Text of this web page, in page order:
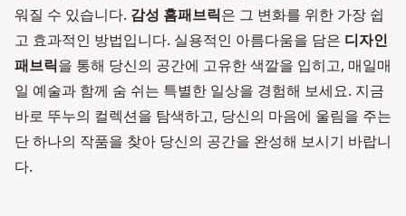
워질 수 있습니다. 감성 홈패브릭은 그 변화를 위한 가장 쉽
고 효과적인 방법입니다. 실용적인 아름다움을 담은 디자인
패브릭을 통해 당신의 공간에 고유한 색깔을 입히고, 매일매
일 예술과 함께 숨 쉬는 특별한 일상을 경험해 보세요. 지금
바로 뚜누의 컬렉션을 탐색하고, 당신의 마음에 울림을 주는
단 하나의 작품을 찾아 당신의 공간을 완성해 보시기 바랍니
다.